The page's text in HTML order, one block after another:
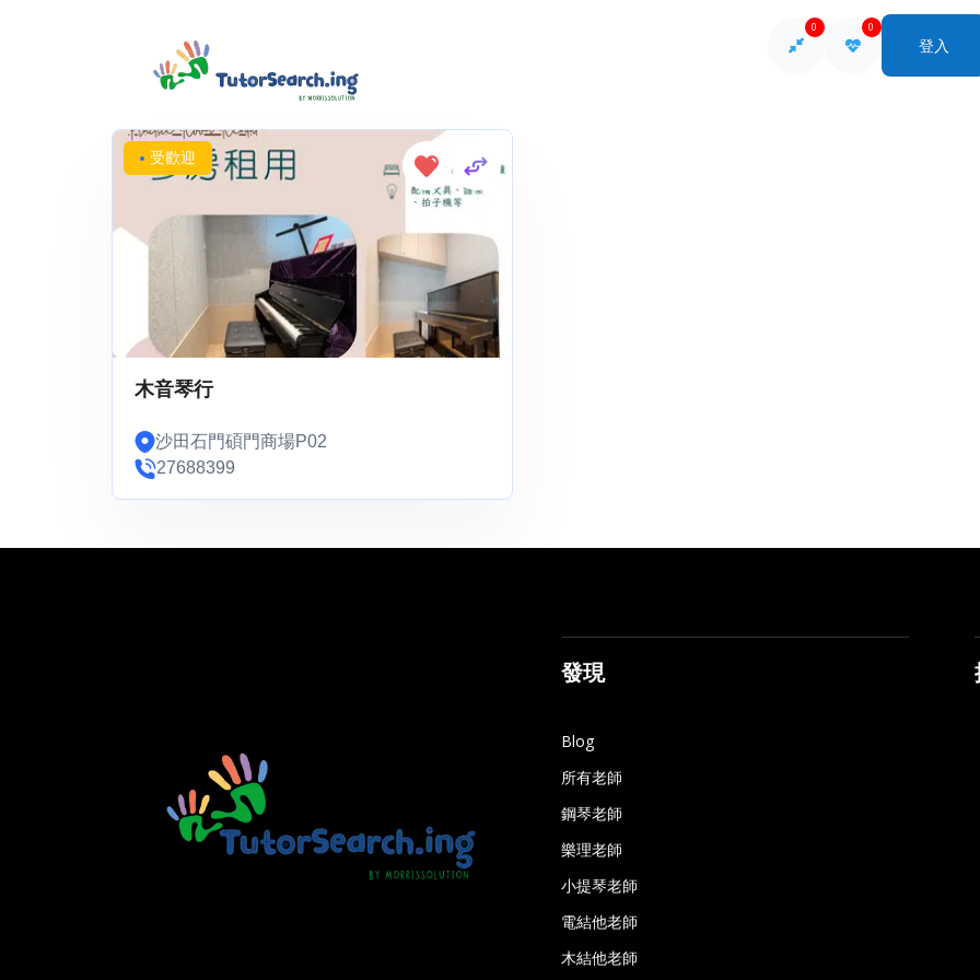
0 0
登入
Showing 1-1 of 1 results
受歡迎
木音琴行
沙田石門碩門商場P02
27688399
發現
Blog
所有老師
鋼琴老師
樂理老師
小提琴老師
電結他老師
木結他老師